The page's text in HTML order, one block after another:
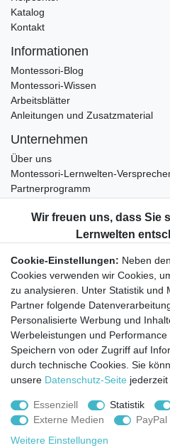
Katalog
Kontakt
Informationen
Montessori-Blog
Montessori-Wissen
Arbeitsblätter
Anleitungen und Zusatzmaterial
Unternehmen
Über uns
Montessori-Lernwelten-
Partnerprogramm
Bestellung widerrufen
Datenschutzerklärung
AGB
Impressum
Aktuelles rund um
Montessori-Pädagogik.
Kostenfreie wöchentliche
Hiermit bestätige ich, dass ich die
Cookie-Einstellungen: Neben
Cookies verwenden wir Cookies,
zu analysieren. Unter Statistik und
Partner folgende
Personalisierte Werbung und
Werbeleistungen und
Speichern von oder Zugriff auf
durch technische Cookies. Sie
unsere Datenschutz-Seite jederzeit
Essenziell Statistik
Externe Medien
PayPal
Weitere Einstellungen